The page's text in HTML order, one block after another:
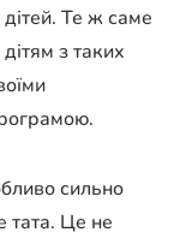
Те ж саме
дітям з таких
сильно
тата. Це не